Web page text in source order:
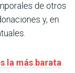
de otros
y, en
la más barata